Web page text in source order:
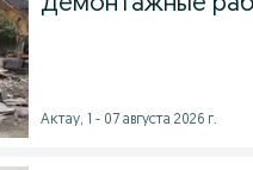
Демонтажные
Актау, 1 - 07 августа 2026 г.